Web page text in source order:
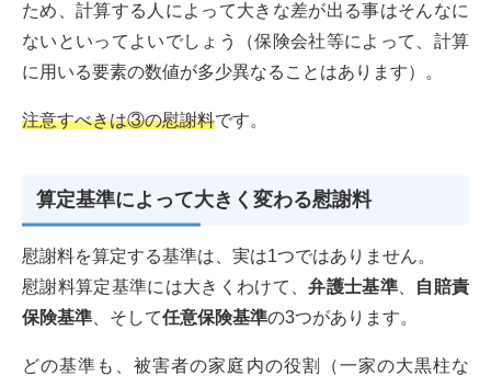
ため、計算する人によって大きな差が出る事はそんなに
ないといってよいでしょう（保険会社等によって、計算
に用いる要素の数値が多少異なることはあります）。
注意すべきは③の慰謝料です。
算定基準によって大きく変わる慰謝料
慰謝料を算定する基準は、実は1つではありません。
慰謝料算定基準には大きくわけて、弁護士基準
自賠責
保険基準 、そして任意保険基準の3つがあります。
どの基準も、被害者の家庭内の役割（一家の大黒柱な